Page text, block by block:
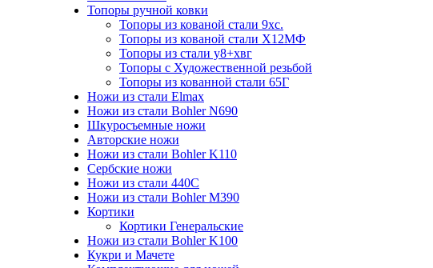
Топоры ручной ковки
Топоры из кованой стали 9хс.
Топоры из кованой стали Х12МФ
Топоры из стали у8+хвг
Топоры с Художественной резьбой
Топоры из кованной стали 65Г
Ножи из стали Elmax
Ножи из стали Bohler N690
Шкуросъемные ножи
Авторские ножи
Ножи из стали Bohler K110
Сербские ножи
Ножи из стали 440С
Ножи из стали Bohler M390
Кортики
Кортики Генеральские
Ножи из стали Bohler K100
Кукри и Мачете